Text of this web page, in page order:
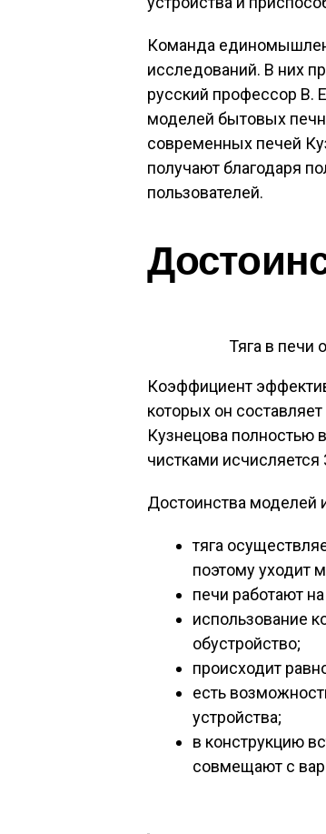
Команда
исследований. В них
русский профессор В.
моделей бытовых
современных печей
получают благодаря
пользователей.
Тяга в печи
Коэффициент
которых он
Кузнецова полностью
чистками исчисляется
Достоинства моделей
тяга
поэтому уходит
печи работают
использование
обустройство;
происходит
есть
устройства;
в конструкцию
совмещают с